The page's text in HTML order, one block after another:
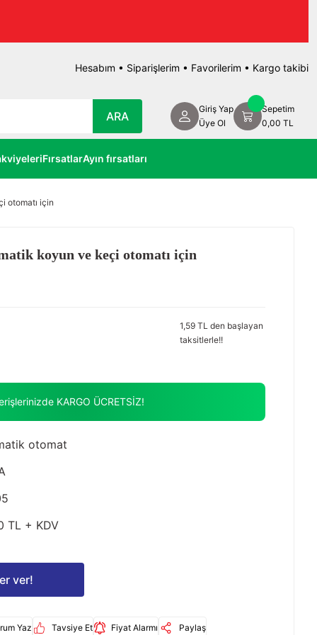
Hesabım • Siparişlerim • Favorilerim • Kargo takibi
ARA
Giriş Yap
Üye Ol
Sepetim
0,00 TL
FırsatlarAyın fırsatları
otomatı için
koyun ve keçi otomatı için
1,59 TL den başlayan
taksitlerle!!
KARGO ÜCRETSİZ!
otomat
TL + KDV
ver!
Yaz Tavsiye Et Fiyat Alarmı Paylaş